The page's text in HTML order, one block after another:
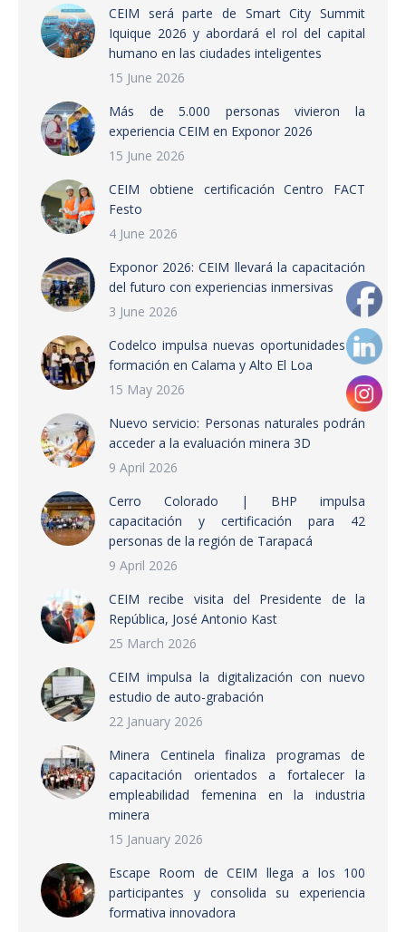
CEIM será parte de Smart City Summit
Iquique 2026 y abordará el rol del capital
humano en las ciudades inteligentes
15 June 2026
Más de 5.000 personas vivieron la
experiencia CEIM en Exponor 2026
15 June 2026
CEIM obtiene certificación Centro FACT
Festo
4 June 2026
Exponor 2026: CEIM llevará la capacitación
del futuro con experiencias inmersivas
3 June 2026
Codelco impulsa nuevas oportunidades de
formación en Calama y Alto El Loa
15 May 2026
Nuevo servicio: Personas naturales podrán
acceder a la evaluación minera 3D
9 April 2026
Cerro Colorado | BHP impulsa
capacitación y certificación para 42
personas de la región de Tarapacá
9 April 2026
CEIM recibe visita del Presidente de la
República, José Antonio Kast
25 March 2026
CEIM impulsa la digitalización con nuevo
estudio de auto-grabación
22 January 2026
Minera Centinela finaliza programas de
capacitación orientados a fortalecer la
empleabilidad femenina en la industria
minera
15 January 2026
Escape Room de CEIM llega a los 100
participantes y consolida su experiencia
formativa innovadora